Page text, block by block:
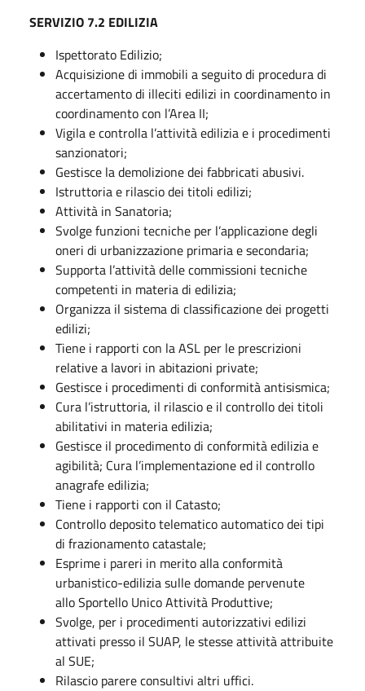
SERVIZIO 7.2 EDILIZIA
Ispettorato Edilizio;
Acquisizione di immobili a seguito di procedura di
accertamento di illeciti edilizi in coordinamento in
coordinamento con l’Area II;
Vigila e controlla l’attività edilizia e i procedimenti
sanzionatori;
Gestisce la demolizione dei fabbricati abusivi.
Istruttoria e rilascio dei titoli edilizi;
Attività in Sanatoria;
Svolge funzioni tecniche per l’applicazione degli
oneri di urbanizzazione primaria e secondaria;
Supporta l’attività delle commissioni tecniche
competenti in materia di edilizia;
Organizza il sistema di classificazione dei progetti
edilizi;
Tiene i rapporti con la ASL per le prescrizioni
relative a lavori in abitazioni private;
Gestisce i procedimenti di conformità antisismica;
Cura l’istruttoria, il rilascio e il controllo dei titoli
abilitativi in materia edilizia;
Gestisce il procedimento di conformità edilizia e
agibilità; Cura l’implementazione ed il controllo
anagrafe edilizia;
Tiene i rapporti con il Catasto;
Controllo deposito telematico automatico dei tipi
di frazionamento catastale;
Esprime i pareri in merito alla conformità
urbanistico-edilizia sulle domande pervenute
allo Sportello Unico Attività Produttive;
Svolge, per i procedimenti autorizzativi edilizi
attivati presso il SUAP, le stesse attività attribuite
al SUE;
Rilascio parere consultivi altri uffici.